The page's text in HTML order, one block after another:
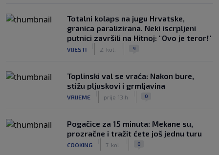
Totalni kolaps na jugu Hrvatske,
granica paralizirana. Neki iscrpljeni
putnici završili na Hitnoj: "Ovo je teror!"
VIJESTI 2. kol. 9
Toplinski val se vraća: Nakon bure,
stižu pljuskovi i grmljavina
VRIJEME prije 13 h 0
Pogačice za 15 minuta: Mekane su,
prozračne i tražit ćete još jednu turu
COOKING 7. kol. 0